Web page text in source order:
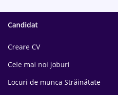
Candidat
Creare CV
Cele mai noi joburi
Locuri de munca Străinătate